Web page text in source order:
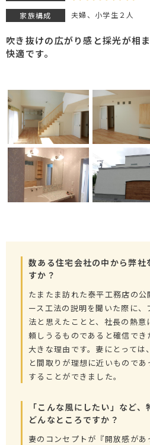
家族構成 夫婦、小学生２人
吹き抜けの広がり感と採光が相
快適です。
数ある住宅会社の中から弊社
すか？
たまたま訪れた泰平工務店の
ース工法の説明を聞いた際に、
法と思えたことと、社長の熱
頼しうるものであると確信でき
大きな理由です。妻にとっては
と間取りが理想に近いもので
することができました。
「こんな風にしたい」など
どんなところですか？
妻のコンセプトが『開放感が